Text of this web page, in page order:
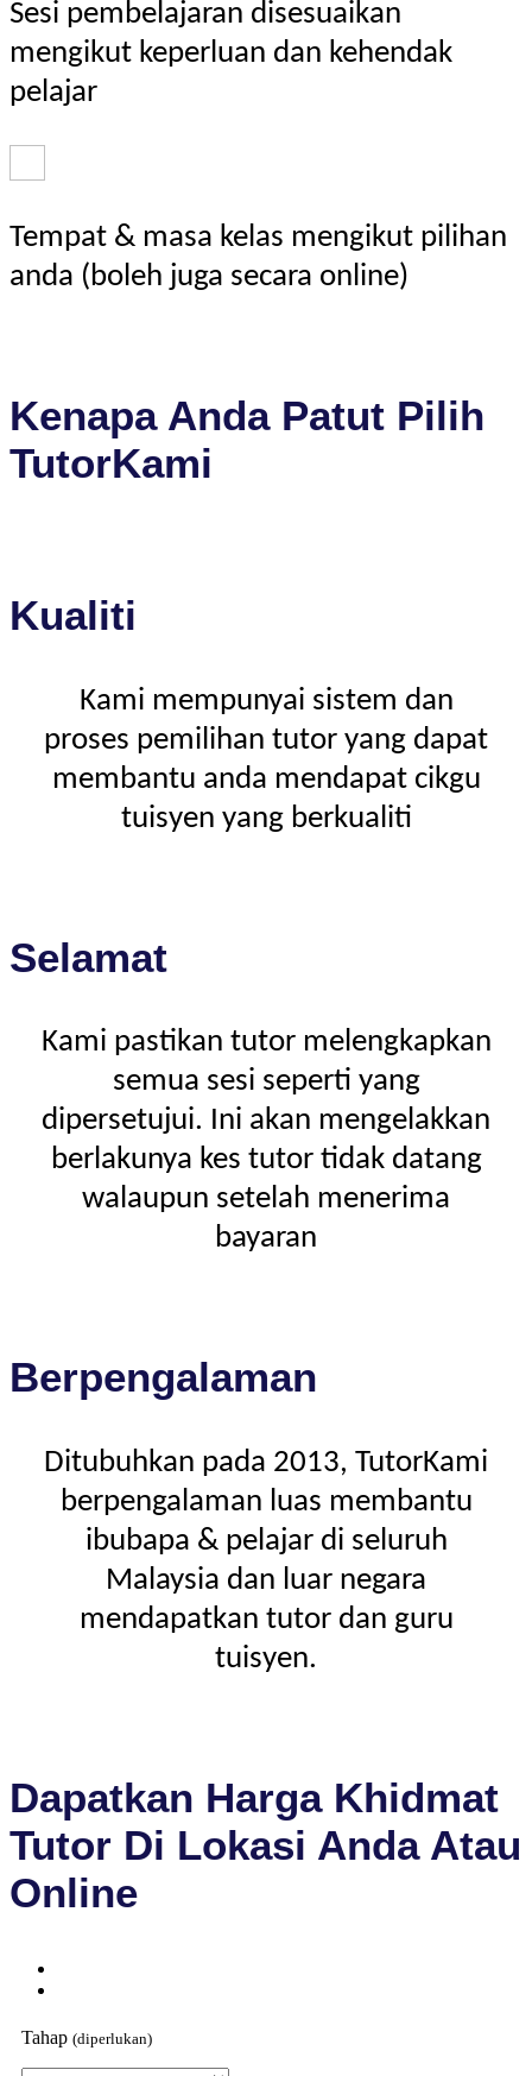
Sesi pembelajaran disesuaikan
mengikut keperluan dan kehendak
pelajar
Tempat & masa kelas mengikut pilihan
anda (boleh juga secara online)
Kenapa Anda Patut Pilih
TutorKami
Kualiti
Kami mempunyai sistem dan
proses pemilihan tutor yang dapat
membantu anda mendapat cikgu
tuisyen yang berkualiti
Selamat
Kami pastikan tutor melengkapkan
semua sesi seperti yang
dipersetujui. Ini akan mengelakkan
berlakunya kes tutor tidak datang
walaupun setelah menerima
bayaran
Berpengalaman
Ditubuhkan pada 2013, TutorKami
berpengalaman luas membantu
ibubapa & pelajar di seluruh
Malaysia dan luar negara
mendapatkan tutor dan guru
tuisyen.
Dapatkan Harga Khidmat
Tutor Di Lokasi Anda Atau
Online
Tahap (diperlukan)